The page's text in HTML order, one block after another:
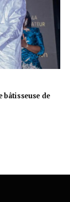
bâtisseuse de